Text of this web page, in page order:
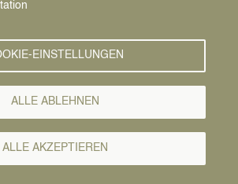
und-Tourismus-Team kündigt einen
18. Juli 2025, gibt es ab 19
mitHopfenkumpelAlexander
Fahrgastschiff Henrichenburg II.
Schifffahrt stellt
EINSTELLUNGEN
ALLE ABLEHNEN
ALLE AKZEPTIEREN